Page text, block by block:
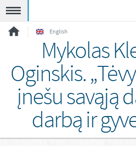
English
Mykolas
Oginskis.
įnešu savąją
darbą ir